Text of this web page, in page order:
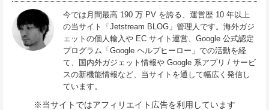
今では月間最高 190 万 PV を誇る、運営歴 10 年以上
の当サイト「Jetstream BLOG」管理人です。海外ガジ
ェットの個人輸入や EC サイト運営、Google 公式認定
プログラム「Google ヘルプヒーロー」での活動を経
て、国内外ガジェット情報や Google 系アプリ / サービ
スの新機能情報など、当サイトを通して幅広く発信し
ています。
※当サイトではアフィリエイト広告を利用しています